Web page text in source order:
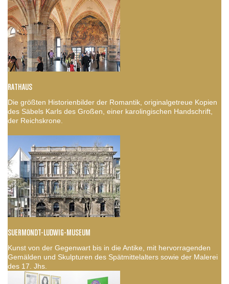
RATHAUS
Die größten Historienbilder der Romantik, originalgetreue Kopien
des Säbels Karls des Großen, einer karolingischen Handschrift,
der Reichskrone.
SUERMONDT-LUDWIG-MUSEUM
Kunst von der Gegenwart bis in die Antike, mit hervorragenden
Gemälden und Skulpturen des Spätmittelalters sowie der Malerei
des 17. Jhs.